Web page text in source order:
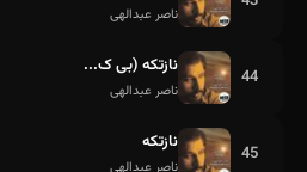
ناصر عبدالهی
44 نازتکه (بی ک...
ناصر عبدالهی
45 نازتکه
ناصر عبدالهی